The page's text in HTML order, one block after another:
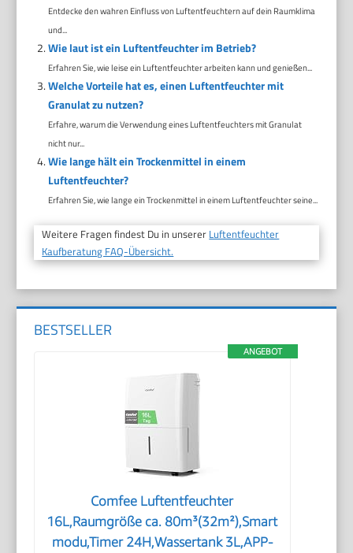
Entdecke den wahren Einfluss von Luftentfeuchtern auf dein Raumklima
und...
Wie laut ist ein Luftentfeuchter im Betrieb?
Erfahren Sie, wie leise ein Luftentfeuchter arbeiten kann und genießen...
Welche Vorteile hat es, einen Luftentfeuchter mit
Granulat zu nutzen?
Erfahre, warum die Verwendung eines Luftentfeuchters mit Granulat
nicht nur...
Wie lange hält ein Trockenmittel in einem
Luftentfeuchter?
Erfahren Sie, wie lange ein Trockenmittel in einem Luftentfeuchter seine...
Weitere Fragen findest Du in unserer Luftentfeuchter
Kaufberatung FAQ-Übersicht.
BESTSELLER
ANGEBOT
Comfee Luftentfeuchter
16L,Raumgröße ca. 80m³(32m²),Smart
modu,Timer 24H,Wassertank 3L,APP-